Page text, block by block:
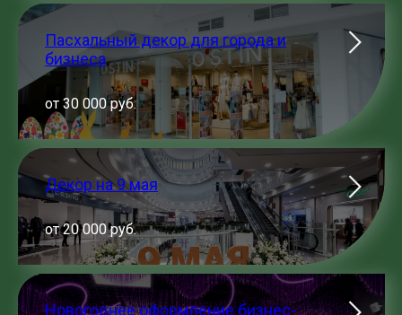
Пасхальный декор для города и
бизнеса
от 30 000 руб.
Декор на 9 мая
от 20 000 руб.
Новогоднее оформление бизнес-